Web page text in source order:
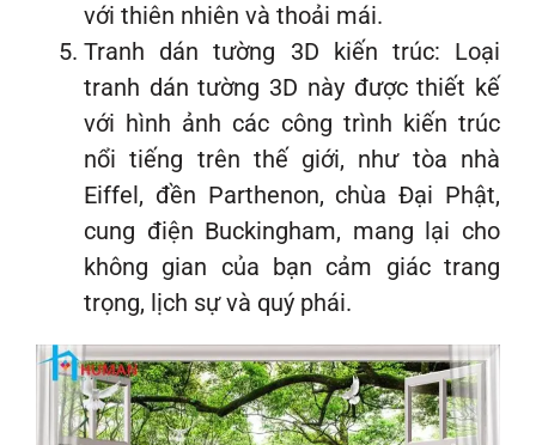
với thiên nhiên và thoải mái.
Tranh dán tường 3D kiến trúc: Loại
tranh dán tường 3D này được thiết kế
với hình ảnh các công trình kiến trúc
nổi tiếng trên thế giới, như tòa nhà
Eiffel, đền Parthenon, chùa Đại Phật,
cung điện Buckingham, mang lại cho
không gian của bạn cảm giác trang
trọng, lịch sự và quý phái.